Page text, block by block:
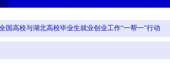
国高校与湖北高校毕业生就业创业工作“一帮一”行动